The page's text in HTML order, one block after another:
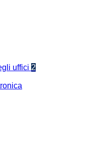
uffici 2